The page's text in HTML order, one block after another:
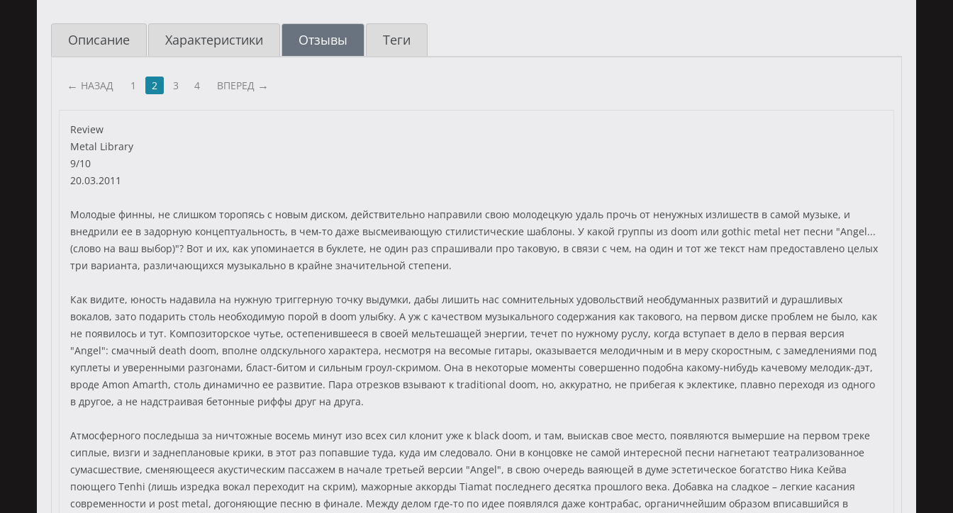
Описание Характеристики Отзывы Теги
НАЗАД 1 2 3 4 ВПЕРЕД
Review
Metal Library
9/10
20.03.2011
Молодые финны, не слишком торопясь с новым диском, действительно направили свою молодецкую удаль прочь от ненужных излишеств в самой музыке, и
внедрили ее в задорную концептуальность, в чем-то даже высмеивающую стилистические шаблоны. У какой группы из doom или gothic metal нет песни "Angel...
(слово на ваш выбор)"? Вот и их, как упоминается в буклете, не один раз спрашивали про таковую, в связи с чем, на один и тот же текст нам предоставлено целых
три варианта, различающихся музыкально в крайне значительной степени.
Как видите, юность надавила на нужную триггерную точку выдумки, дабы лишить нас сомнительных удовольствий необдуманных развитий и дурашливых
вокалов, зато подарить столь необходимую порой в doom улыбку. А уж с качеством музыкального содержания как такового, на первом диске проблем не было, как
не появилось и тут. Композиторское чутье, остепенившееся в своей мельтешащей энергии, течет по нужному руслу, когда вступает в дело в первая версия
"Angel": смачный death doom, вполне олдскульного характера, несмотря на весомые гитары, оказывается мелодичным и в меру скоростным, с замедлениями под
куплеты и уверенными разгонами, бласт-битом и сильным гроул-скримом. Она в некоторые моменты совершенно подобна какому-нибудь качевому мелодик-дэт,
вроде Amon Amarth, столь динамично ее развитие. Пара отрезков взывают к traditional doom, но, аккуратно, не прибегая к эклектике, плавно переходя из одного
в другое, а не надстраивая бетонные риффы друг на друга.
Атмосферного последыша за ничтожные восемь минут изо всех сил клонит уже к black doom, и там, выискав свое место, появляются вымершие на первом треке
сиплые, визги и заднеплановые крики, в этот раз попавшие туда, куда им следовало. Они в концовке не самой интересной песни нагнетают театрализованное
сумасшествие, сменяющееся акустическим пассажем в начале третьей версии "Angel", в свою очередь ваяющей в думе эстетическое богатство Ника Кейва
поющего Tenhi (лишь изредка вокал переходит на скрим), мажорные аккорды Tiamat последнего десятка прошлого века. Добавка на сладкое – легкие касания
современности и post metal, догоняющие песню в финале. Между делом где-то по идее появлялся даже контрабас, органичнейшим образом вписавшийся в